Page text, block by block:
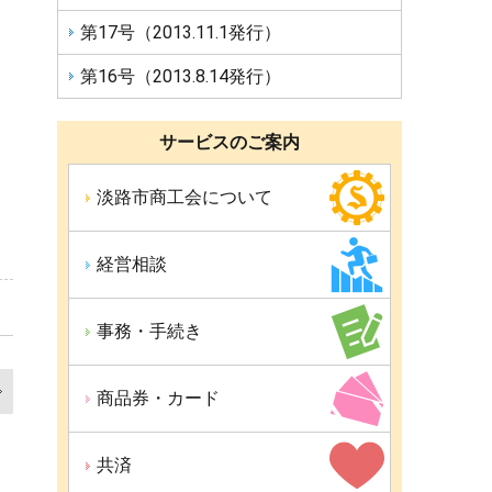
第17号（2013.11.1発行）
第16号（2013.8.14発行）
サービスのご案内
淡路市商工会について
経営相談
事務・手続き
商品券・カード
共済